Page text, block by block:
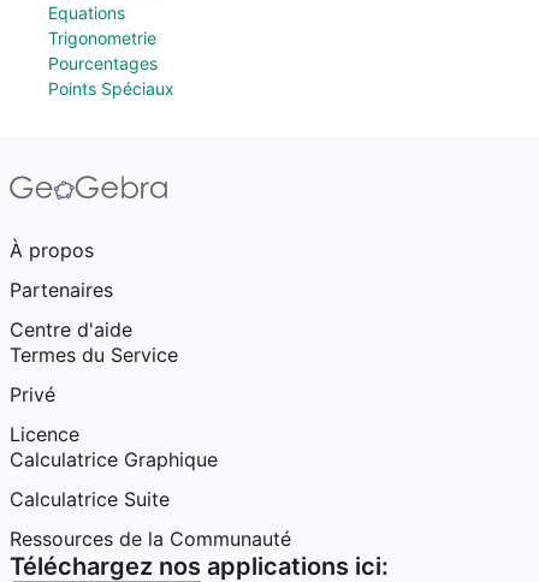
Equations
Trigonometrie
Pourcentages
Points Spéciaux
À propos
Partenaires
Centre d'aide
Termes du Service
Privé
Licence
Calculatrice Graphique
Calculatrice Suite
Ressources de la Communauté
Téléchargez nos applications ici: